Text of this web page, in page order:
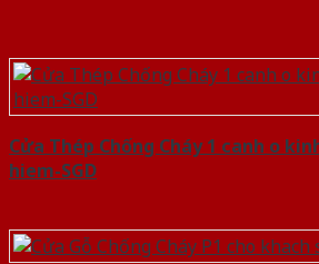
Cửa Thép Chống Cháy 1 canh o
hiem-SGD